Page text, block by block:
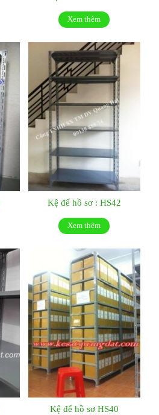
Xem thêm
Kệ để hồ sơ : HS42
Xem thêm
Kệ để hồ sơ HS40